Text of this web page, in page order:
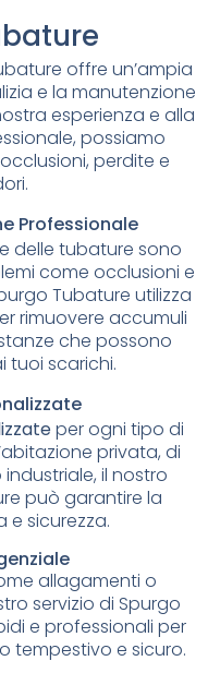
offre un’ampia
e la manutenzione
esperienza e alla
possiamo
perdite e
Professionale
delle tubature sono
come occlusioni e
Tubature utilizza
rimuovere accumuli
che possono
tuoi scarichi.
per ogni tipo di
privata, di
il nostro
può garantire la
e sicurezza.
allagamenti o
servizio di Spurgo
e professionali per
tempestivo e sicuro.